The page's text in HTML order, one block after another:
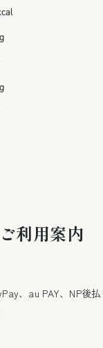
g
g
ご利用案内
、au PAY、NP後